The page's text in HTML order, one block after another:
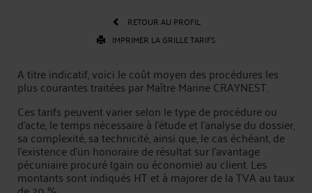
RETOUR AU PROFIL
IMPRIMER LA GRILLE TARIFS
A titre indicatif, voici le coût moyen des procédures les
plus courantes traitées par Maître Marine CRAYNEST.
Ces tarifs peuvent varier selon le type de procédure ou
d'acte, le temps nécessaire à l'étude et l'analyse du dossier,
sa complexité, sa technicité, ainsi que, le cas échéant, de
l’existence d’un honoraire de résultat sur l’avantage
pécuniaire procuré (gain ou économie) au client. Les
montants sont indiqués HT et à majorer de la TVA au taux